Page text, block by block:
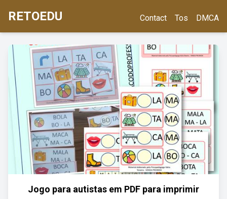
RETOEDU Contact Tos DMCA
Jogo para autistas em PDF para imprimir